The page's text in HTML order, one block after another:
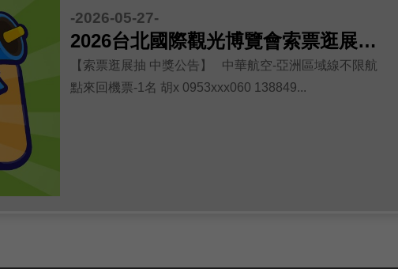
-2026-05-27-
2026台北國際觀光博覽會索票逛展抽【展後中獎公告】
【索票逛展抽 中獎公告】 中華航空-亞洲區域線不限航
點來回機票-1名 胡x 0953xxx060 138849...